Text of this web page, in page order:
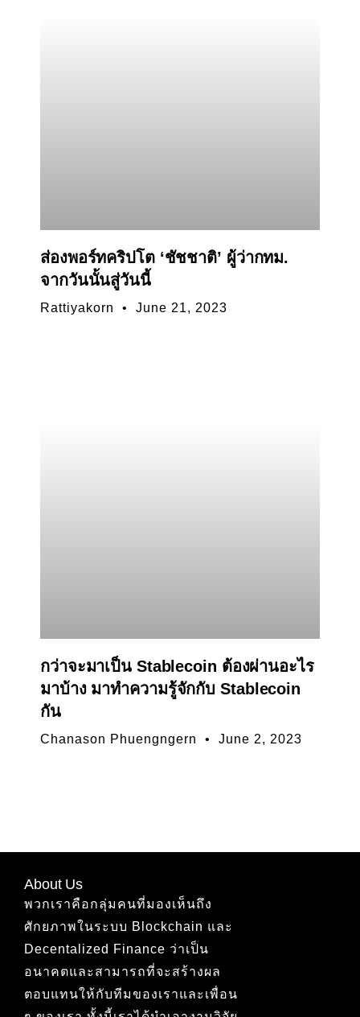
ส่องพอร์ทคริปโต ‘ชัชชาติ’ ผู้ว่ากทม.
จากวันนั้นสู่วันนี้
Rattiyakorn June 21, 2023
กว่าจะมาเป็น Stablecoin ต้องผ่านอะไร
มาบ้าง มาทำความรู้จักกับ Stablecoin
กัน
Chanason Phuengngern June 2, 2023
About Us
พวกเราคือกลุ่มคนที่มองเห็นถึง
ศักยภาพในระบบ Blockchain และ
Decentalized Finance ว่าเป็น
อนาคตและสามารถที่จะสร้างผล
ตอบแทนให้กับทีมของเราและเพื่อน